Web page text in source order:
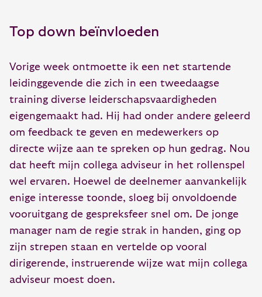
Top down beïnvloeden
Vorige week ontmoette ik een net startende
leidinggevende die zich in een tweedaagse
training diverse leiderschapsvaardigheden
eigengemaakt had. Hij had onder andere geleerd
om feedback te geven en medewerkers op
directe wijze aan te spreken op hun gedrag. Nou
dat heeft mijn collega adviseur in het rollenspel
wel ervaren. Hoewel de deelnemer aanvankelijk
enige interesse toonde, sloeg bij onvoldoende
vooruitgang de gespreksfeer snel om. De jonge
manager nam de regie strak in handen, ging op
zijn strepen staan en vertelde op vooral
dirigerende, instruerende wijze wat mijn collega
adviseur moest doen.